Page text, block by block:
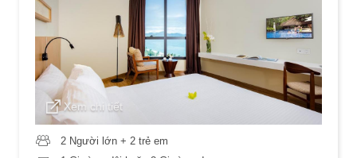
Xem chi tiết
2 Người lớn + 2 trẻ em